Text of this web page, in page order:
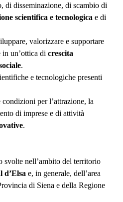
di disseminazione, di scambio di
scientifica e tecnologica e di
valorizzare e supportare
un’ottica di crescita
.
e tecnologiche presenti
per l’attrazione, la
di imprese e di attività
.
svolte nell’ambito del territorio
d’Elsa e, in generale, dell’area
di Siena e della Regione